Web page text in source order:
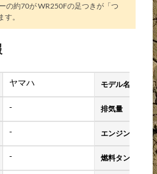
の約70が WR250Fの足つきが「つ
。
ヤマハ モデル名
- 排気量
- エンジンタイプ
- 燃料タンク容量